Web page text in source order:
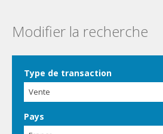
Modifier la recherche
Type de transaction
Vente
Pays